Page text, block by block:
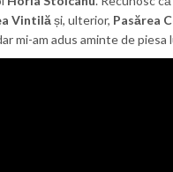
Vintilăși, ulterior, Pasărea
mi-am adus aminte de